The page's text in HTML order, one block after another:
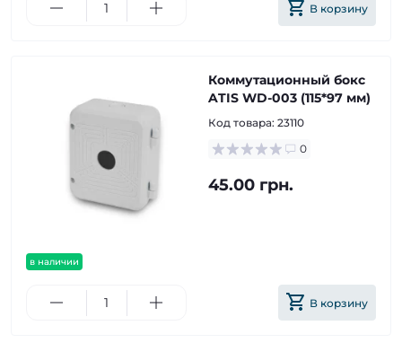
В корзину
в наличии
Коммутационный бокс
ATIS WD-003 (115*97 мм)
Код товара: 23110
0
45.00 грн.
В корзину